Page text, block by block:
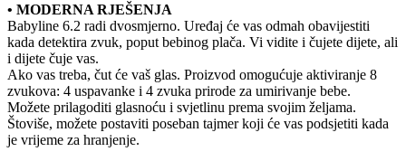
• MODERNA RJEŠENJA
Babyline 6.2 radi dvosmjerno. Uređaj će vas odmah obavijestiti
kada detektira zvuk, poput bebinog plača. Vi vidite i čujete dijete, ali
i dijete čuje vas.
Ako vas treba, čut će vaš glas. Proizvod omogućuje aktiviranje 8
zvukova: 4 uspavanke i 4 zvuka prirode za umirivanje bebe.
Možete prilagoditi glasnoću i svjetlinu prema svojim željama.
Štoviše, možete postaviti poseban tajmer koji će vas podsjetiti kada
je vrijeme za hranjenje.